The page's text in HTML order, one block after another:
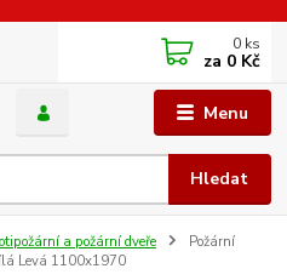
Menu
Hledat
0 ks
za 0 Kč
a požární dveře
Požární
Levá 1100x1970